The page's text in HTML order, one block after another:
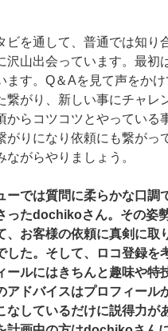
ビを通して、普通では知り
沢山出会っています。最初
ます。 Q＆Aを見て声をか
繋がり、新しい事にチャレ
からコツコツとやっている
がりになり依頼にも繋がっ
ながらやりましょう。
ーでは質問に柔らかな口調
ったdochikoさん。その姿
、お客様の依頼に真剣に取
した。そして、ロコ登録を
ールにはきちんと趣味や特
アドバイスはプロフィール
なしているだけに説得力が